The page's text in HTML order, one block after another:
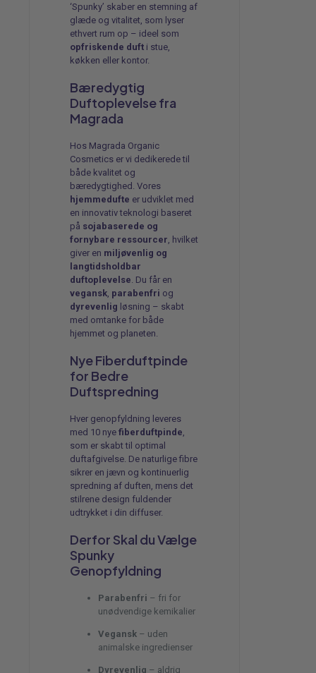
‘Spunky’ skaber en stemning af
glæde og vitalitet, som lyser
ethvert rum op – ideel som
opfriskende dufti stue,
køkken eller kontor.
Bæredygtig
Duftoplevelse fra
Magrada
Hos Magrada Organic
Cosmetics er vi dedikerede til
både kvalitet og
bæredygtighed. Vores
hjemmedufte er udviklet med
en innovativ teknologi baseret
på sojabaserede og
fornybare ressourcer , hvilket
giver en miljøvenlig og
langtidsholdbar
duftoplevelse . Du får en
vegansk, parabenfri og
dyrevenlig løsning – skabt
med omtanke for både
hjemmet og planeten.
Nye Fiberduftpinde
for Bedre
Duftspredning
Hver genopfyldning leveres
med 10 nye fiberduftpinde
som er skabt til optimal
duftafgivelse. De naturlige fibre
sikrer en jævn og kontinuerlig
spredning af duften, mens det
stilrene design fuldender
udtrykket i din diffuser.
Derfor Skal du Vælge
Spunky
Genopfyldning
Parabenfri – fri for
unødvendige kemikalier
Vegansk– uden
animalske ingredienser
Dyrevenlig – aldrig